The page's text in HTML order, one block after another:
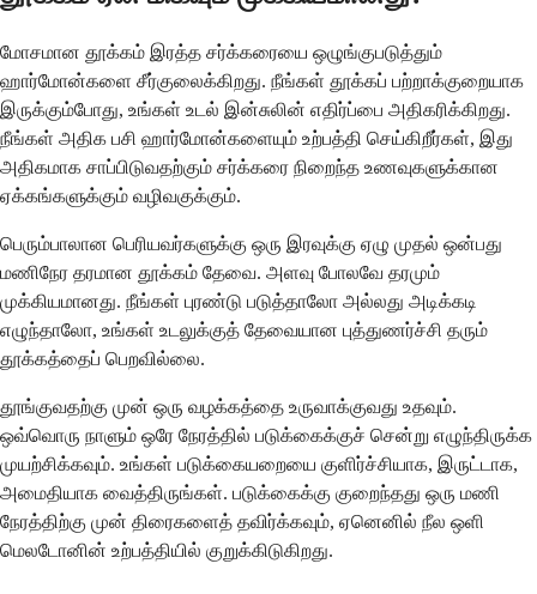
மோசமான தூக்கம் இரத்த சர்க்கரையை ஒழுங்குபடுத்தும்
ஹார்மோன்களை சீர்குலைக்கிறது. நீங்கள் தூக்கப் பற்றாக்குறையாக
இருக்கும்போது, ​​உங்கள் உடல் இன்சுலின் எதிர்ப்பை அதிகரிக்கிறது.
நீங்கள் அதிக பசி ஹார்மோன்களையும் உற்பத்தி செய்கிறீர்கள், இது
அதிகமாக சாப்பிடுவதற்கும் சர்க்கரை நிறைந்த உணவுகளுக்கான
ஏக்கங்களுக்கும் வழிவகுக்கும்.
பெரும்பாலான பெரியவர்களுக்கு ஒரு இரவுக்கு ஏழு முதல் ஒன்பது
மணிநேர தரமான தூக்கம் தேவை. அளவு போலவே தரமும்
முக்கியமானது. நீங்கள் புரண்டு படுத்தாலோ அல்லது அடிக்கடி
எழுந்தாலோ, உங்கள் உடலுக்குத் தேவையான புத்துணர்ச்சி தரும்
தூக்கத்தைப் பெறவில்லை.
தூங்குவதற்கு முன் ஒரு வழக்கத்தை உருவாக்குவது உதவும்.
ஒவ்வொரு நாளும் ஒரே நேரத்தில் படுக்கைக்குச் சென்று எழுந்திருக்க
முயற்சிக்கவும். உங்கள் படுக்கையறையை குளிர்ச்சியாக, இருட்டாக,
அமைதியாக வைத்திருங்கள். படுக்கைக்கு குறைந்தது ஒரு மணி
நேரத்திற்கு முன் திரைகளைத் தவிர்க்கவும், ஏனெனில் நீல ஒளி
மெலடோனின் உற்பத்தியில் குறுக்கிடுகிறது.